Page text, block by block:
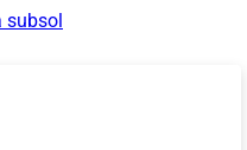
subsol